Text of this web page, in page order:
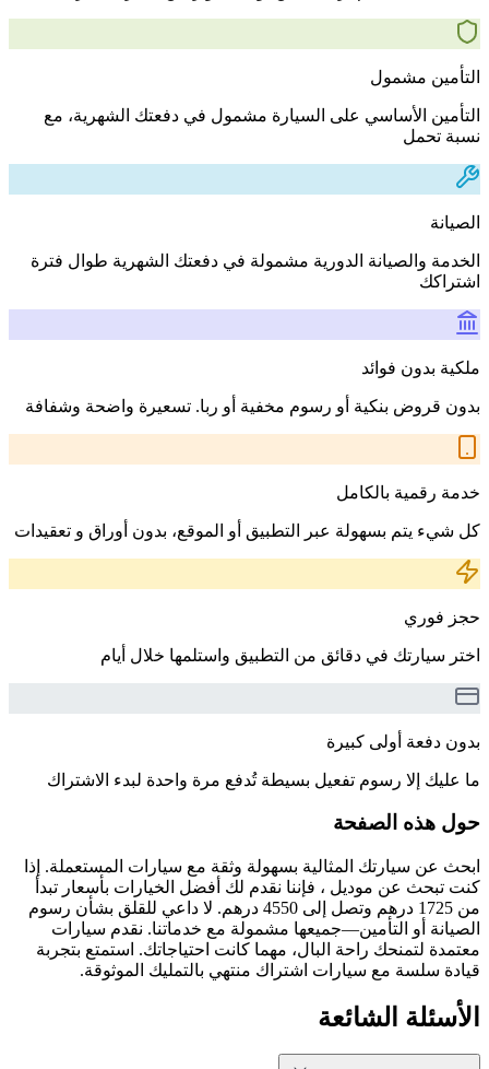
التأمين مشمول
التأمين الأساسي على السيارة مشمول في دفعتك الشهرية، مع
نسبة تحمل
الصيانة
الخدمة والصيانة الدورية مشمولة في دفعتك الشهرية طوال فترة
اشتراكك
ملكية بدون فوائد
بدون قروض بنكية أو رسوم مخفية أو ربا. تسعيرة واضحة وشفافة
خدمة رقمية بالكامل
كل شيء يتم بسهولة عبر التطبيق أو الموقع، بدون أوراق و تعقيدات
حجز فوري
اختر سيارتك في دقائق من التطبيق واستلمها خلال أيام
بدون دفعة أولى كبيرة
ما عليك إلا رسوم تفعيل بسيطة تُدفع مرة واحدة لبدء الاشتراك
حول هذه الصفحة
ابحث عن سيارتك المثالية بسهولة وثقة مع سيارات المستعملة. إذا
كنت تبحث عن موديل ، فإننا نقدم لك أفضل الخيارات بأسعار تبدأ
من 1725 درهم وتصل إلى 4550 درهم. لا داعي للقلق بشأن رسوم
الصيانة أو التأمين—جميعها مشمولة مع خدماتنا. نقدم سيارات
معتمدة لتمنحك راحة البال، مهما كانت احتياجاتك. استمتع بتجربة
قيادة سلسة مع سيارات اشتراك منتهي بالتمليك الموثوقة.
الأسئلة الشائعة